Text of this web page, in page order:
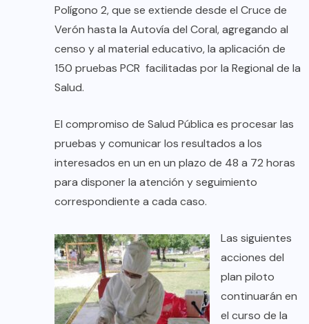
Polígono 2, que se extiende desde el Cruce de
Verón hasta la Autovía del Coral, agregando al
censo y al material educativo, la aplicación de
150 pruebas PCR facilitadas por la Regional de la
Salud.
El compromiso de Salud Pública es procesar las
pruebas y comunicar los resultados a los
interesados en un en un plazo de 48 a 72 horas
para disponer la atención y seguimiento
correspondiente a cada caso.
Las siguientes
acciones del
plan piloto
continuarán en
el curso de la